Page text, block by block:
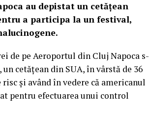
au depistat un cetăţean
a participa la un festival,
de pe Aeroportul din Cluj Napoca s-
cetăţean din SUA, în vârstă de 36
şi având în vedere că americanul
pentru efectuarea unui control